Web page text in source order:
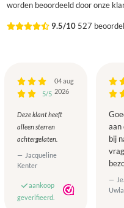
worden beoordeeld door onze
9.5/10 527
5/5
04 aug
2026
Deze klant heeft
alleen sterren
achtergelaten.
Jacqueline
Kenter
aankoop
geverifieerd.
aan
bij